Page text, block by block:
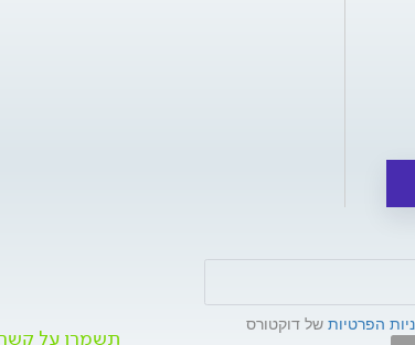
הפרטיות של דוקטורס
תשמרו על